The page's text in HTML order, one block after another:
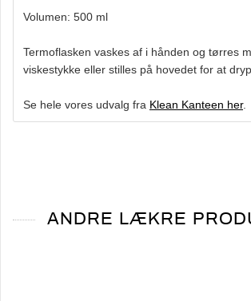
Volumen: 500 ml
Termoflasken vaskes af i hånden og tørres
viskestykke eller stilles på hovedet for at
Se hele vores udvalg fra Klean Kanteen her.
ANDRE LÆKRE